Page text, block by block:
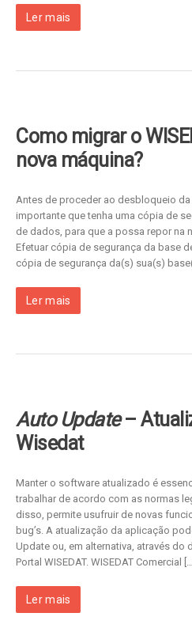
Ler mais
Como migrar o
nova máquina?
Antes de proceder ao desbloqueio da
importante que tenha uma cópia de
de dados, para que a possa repor na
Efetuar cópia de segurança da base
cópia de segurança da(s) sua(s)
Ler mais
Auto Update–
Wisedat
Manter o software atualizado é
trabalhar de acordo com as normas
disso, permite usufruir de novas
bug’s. A atualização da aplicação
Update ou, em alternativa, através
Portal WISEDAT. WISEDAT Comercial […]
Ler mais